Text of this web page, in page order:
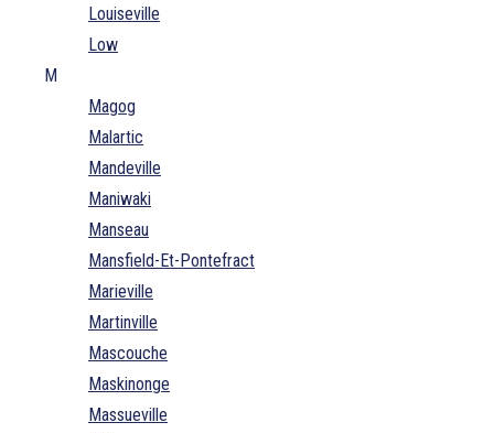
Louiseville
Low
M
Magog
Malartic
Mandeville
Maniwaki
Manseau
Mansfield-Et-Pontefract
Marieville
Martinville
Mascouche
Maskinonge
Massueville